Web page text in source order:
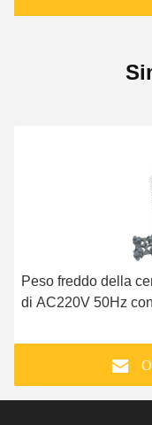
Peso freddo della
di AC220V 50Hz